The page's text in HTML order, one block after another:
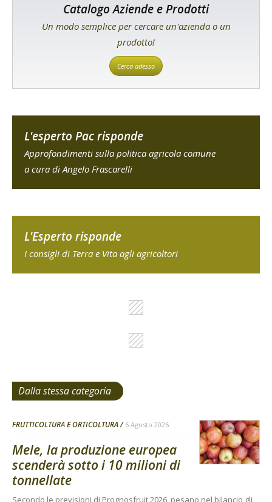
Catalogo Aziende e Prodotti
Un modo semplice per cercare un'azienda o un
prodotto!
Cerca adesso
L'esperto Pac risponde
Approfondimenti sulla politica agricola comune
a cura di Angelo Frascarelli
L'Esperto risponde
I consigli di Terra e Vita agli agricoltori
Dalla stessa categoria
FRUTTICOLTURA E ORTICOLTURA 6 Agosto 2026
Mele, la produzione europea
scenderà sotto i 10 milioni di
tonnellate
Secondo le previsioni di Prognosfruit 2026, pesano nel bilancio gli